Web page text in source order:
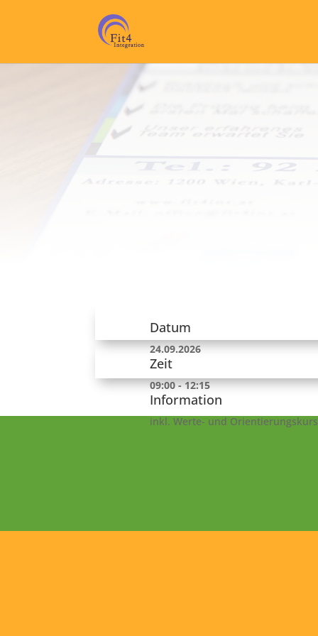
Datum
24.09.2026
Zeit
09:00 - 12:15
Information
inkl. Werte- und